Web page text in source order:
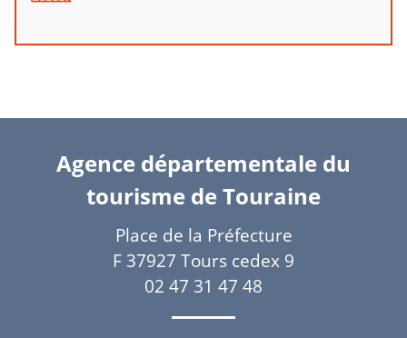
Agence départementale du
tourisme de Touraine
Place de la Préfecture
F 37927 Tours cedex 9
02 47 31 47 48